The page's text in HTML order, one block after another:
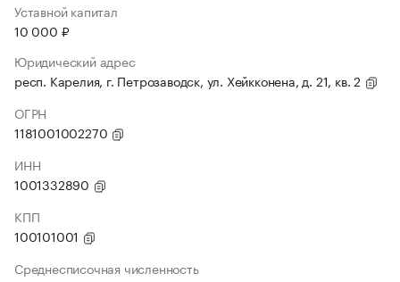
Уставной капитал
10 000 ₽
Юридический адрес
респ. Карелия, г. Петрозаводск, ул. Хейкконена, д. 21, кв. 2
ОГРН
1181001002270
ИНН
1001332890
КПП
100101001
Среднесписочная численность